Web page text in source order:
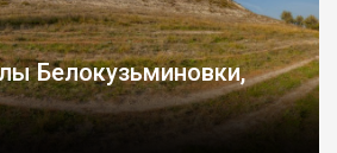
Белокузьминовки,